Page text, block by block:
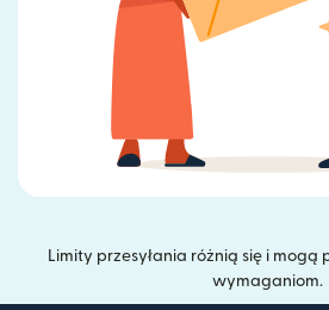
Limity przesyłania różnią się i mogą
wymaganiom.